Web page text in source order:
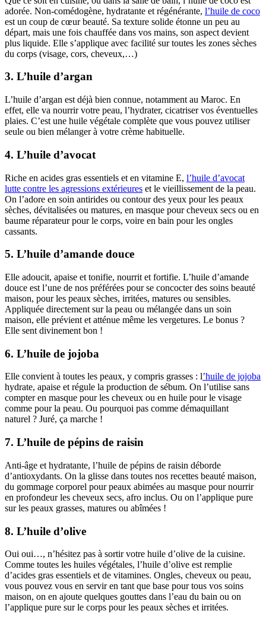
adorée. Non-comédogène, hydratante et régénérante, l’huile de coco
est un coup de cœur beauté. Sa texture solide étonne un peu au
départ, mais une fois chauffée dans vos mains, son aspect devient
plus liquide. Elle s’applique avec facilité sur toutes les zones sèches
du corps (visage, cors, cheveux,…)
3. L’huile d’argan
L’huile d’argan est déjà bien connue, notamment au Maroc. En
effet, elle va nourrir votre peau, l’hydrater, cicatriser vos éventuelles
plaies. C’est une huile végétale complète que vous pouvez utiliser
seule ou bien mélanger à votre crème habituelle.
4. L’huile d’avocat
Riche en acides gras essentiels et en vitamine E, l’huile d’avocat
lutte contre les agressions extérieures et le vieillissement de la peau.
On l’adore en soin antirides ou contour des yeux pour les peaux
sèches, dévitalisées ou matures, en masque pour cheveux secs ou en
baume réparateur pour le corps, voire en bain pour les ongles
cassants.
5. L’huile d’amande douce
Elle adoucit, apaise et tonifie, nourrit et fortifie. L’huile d’amande
douce est l’une de nos préférées pour se concocter des soins beauté
maison, pour les peaux sèches, irritées, matures ou sensibles.
Appliquée directement sur la peau ou mélangée dans un soin
maison, elle prévient et atténue même les vergetures. Le bonus ?
Elle sent divinement bon !
6. L’huile de jojoba
Elle convient à toutes les peaux, y compris grasses : l’huile de jojoba
hydrate, apaise et régule la production de sébum. On l’utilise sans
compter en masque pour les cheveux ou en huile pour le visage
comme pour la peau. Ou pourquoi pas comme démaquillant
naturel ? Juré, ça marche !
7. L’huile de pépins de raisin
Anti-âge et hydratante, l’huile de pépins de raisin déborde
d’antioxydants. On la glisse dans toutes nos recettes beauté maison,
du gommage corporel pour peaux abimées au masque pour nourrir
en profondeur les cheveux secs, afro inclus. Ou on l’applique pure
sur les peaux grasses, matures ou abîmées !
8. L’huile d’olive
Oui oui…, n’hésitez pas à sortir votre huile d’olive de la cuisine.
Comme toutes les huiles végétales, l’huile d’olive est remplie
d’acides gras essentiels et de vitamines. Ongles, cheveux ou peau,
vous pouvez vous en servir en tant que base pour tous vos soins
maison, on en ajoute quelques gouttes dans l’eau du bain ou on
l’applique pure sur le corps pour les peaux sèches et irritées.